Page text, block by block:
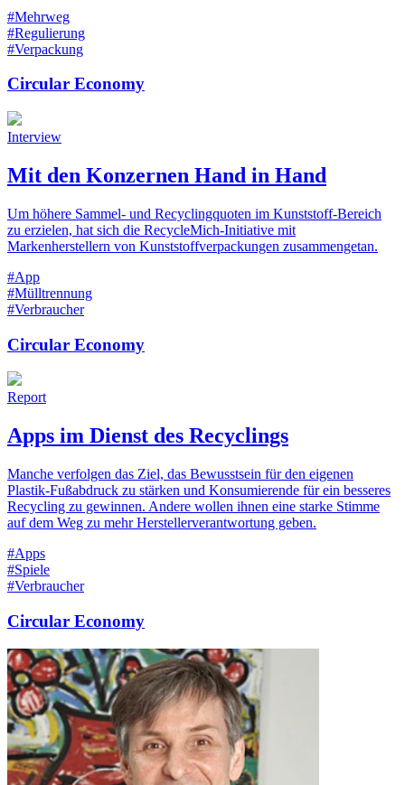
#Mehrweg
#Regulierung
#Verpackung
Circular Economy
Interview
Mit den Konzernen Hand in Hand
Um höhere Sammel- und Recyclingquoten im Kunststoff-Bereich
zu erzielen, hat sich die RecycleMich-Initiative mit
Markenherstellern von Kunststoffverpackungen zusammengetan.
#App
#Mülltrennung
#Verbraucher
Circular Economy
Report
Apps im Dienst des Recyclings
Manche verfolgen das Ziel, das Bewusstsein für den eigenen
Plastik-Fußabdruck zu stärken und Konsumierende für ein besseres
Recycling zu gewinnen. Andere wollen ihnen eine starke Stimme
auf dem Weg zu mehr Herstellerverantwortung geben.
#Apps
#Spiele
#Verbraucher
Circular Economy